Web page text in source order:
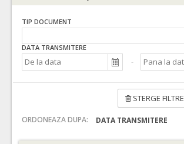
TIP DOCUMENT
DATA TRANSMITERE
STERGE FILTRE
ORDONEAZA DUPA: DATA TRANSMITERE